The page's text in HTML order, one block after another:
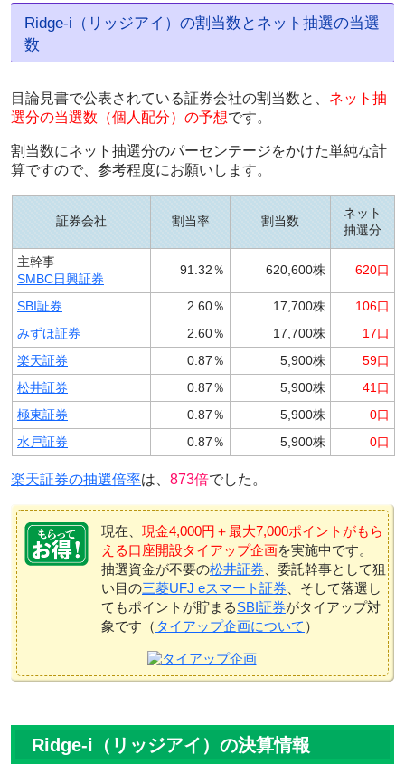
Ridge-i（リッジアイ）の割当数とネット抽選の当選
数
目論見書で公表されている証券会社の割当数と、 ネット抽
選分の当選数（個人配分）の予想です。
割当数にネット抽選分のパーセンテージをかけた単純な計
算ですので、参考程度にお願いします。
証券会社 割当率 割当数
ネット
抽選分
主幹事
SMBC日興証券
91.32％ 620,600株 620口
SBI証券 2.60％ 17,700株
106口
みずほ証券
2.60％ 17,700株
17口
楽天証券
0.87％ 5,900株
59口
松井証券
0.87％ 5,900株
41口
極東証券
0.87％ 5,900株
0口
水戸証券
0.87％ 5,900株 0口
楽天証券の抽選倍率は、 873倍でした。
現在、 現金4,000円＋最大7,000ポイントがもら
える口座開設タイアップ企画を実施中です。
抽選資金が不要の松井証券 、委託幹事として狙
い目の三菱UFJ eスマート証券 、そして落選し
てもポイントが貯まるSBI証券がタイアップ対
象です（ タイアップ企画について ）
Ridge-i（リッジアイ）の決算情報